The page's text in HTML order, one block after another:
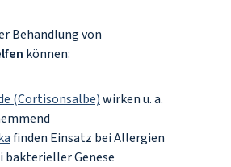
Behandlung von
können:
(Cortisonsalbe)wirken u. a.
finden Einsatz bei Allergien
bakterieller Genese